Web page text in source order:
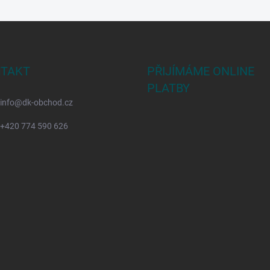
info@dk-obchod.cz
+420 774 590 626
PŘIJÍMÁME ONLINE
PLATBY